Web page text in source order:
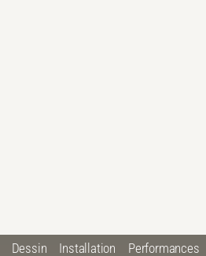
Dessin Installation Performances